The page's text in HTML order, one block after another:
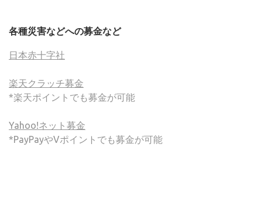
各種災害などへの募金など
日本赤十字社
楽天クラッチ募金
*楽天ポイントでも募金が可能
Yahoo!ネット募金
*PayPayやVポイントでも募金が可能